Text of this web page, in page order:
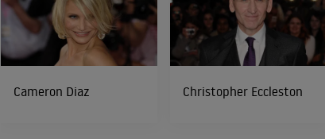
Cameron Diaz Christopher Eccleston